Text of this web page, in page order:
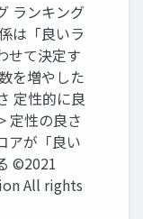
ランキング
は「良いラ
せて決定す
を増やした
定性的に良
定性の良さ
アが「良い
©2021
All rights